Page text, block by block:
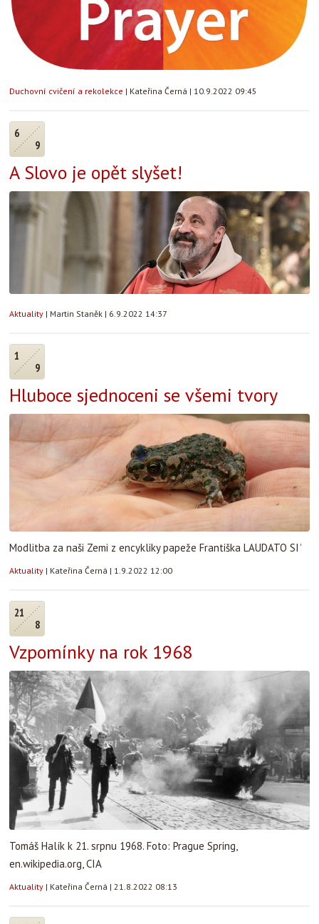
Duchovní cvičení a rekolekce | Kateřina Černá | 10.9.2022 09:45
6
9
A Slovo je opět slyšet!
Aktuality | Martin Staněk | 6.9.2022 14:37
1
9
Hluboce sjednoceni se všemi tvory
Modlitba za naši Zemi z encykliky papeže Františka LAUDATO SIʾ
Aktuality | Kateřina Černá | 1.9.2022 12:00
21
8
Vzpomínky na rok 1968
Tomáš Halík k 21. srpnu 1968. Foto: Prague Spring,
en.wikipedia.org, CIA
Aktuality | Kateřina Černá | 21.8.2022 08:13